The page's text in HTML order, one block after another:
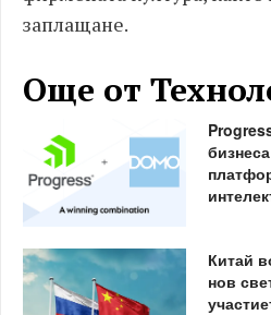
заплащане.
Още от
Китай
нов